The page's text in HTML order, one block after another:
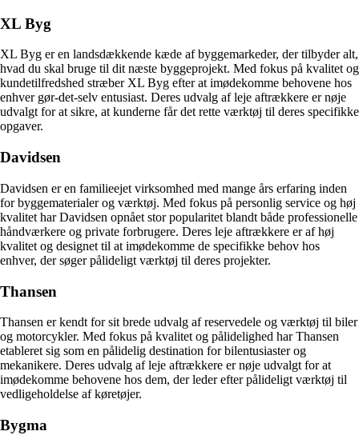
XL Byg
XL Byg er en landsdækkende kæde af byggemarkeder, der tilbyder alt,
hvad du skal bruge til dit næste byggeprojekt. Med fokus på kvalitet og
kundetilfredshed stræber XL Byg efter at imødekomme behovene hos
enhver gør-det-selv entusiast. Deres udvalg af leje aftrækkere er nøje
udvalgt for at sikre, at kunderne får det rette værktøj til deres specifikke
opgaver.
Davidsen
Davidsen er en familieejet virksomhed med mange års erfaring inden
for byggematerialer og værktøj. Med fokus på personlig service og høj
kvalitet har Davidsen opnået stor popularitet blandt både professionelle
håndværkere og private forbrugere. Deres leje aftrækkere er af høj
kvalitet og designet til at imødekomme de specifikke behov hos
enhver, der søger pålideligt værktøj til deres projekter.
Thansen
Thansen er kendt for sit brede udvalg af reservedele og værktøj til biler
og motorcykler. Med fokus på kvalitet og pålidelighed har Thansen
etableret sig som en pålidelig destination for bilentusiaster og
mekanikere. Deres udvalg af leje aftrækkere er nøje udvalgt for at
imødekomme behovene hos dem, der leder efter pålideligt værktøj til
vedligeholdelse af køretøjer.
Bygma